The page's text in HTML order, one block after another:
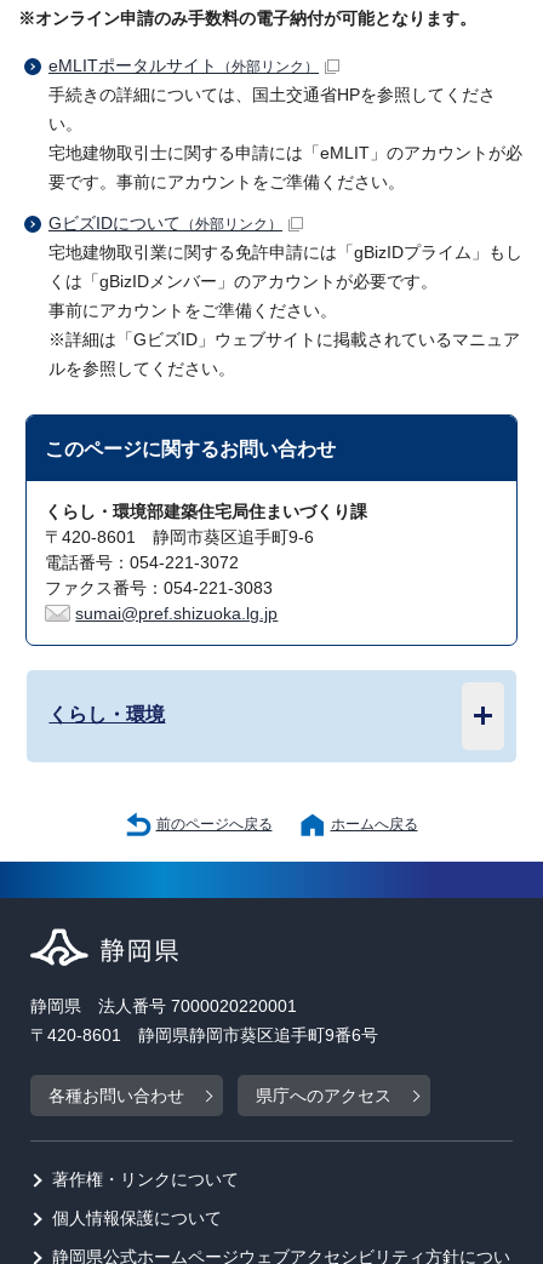
※オンライン申請のみ手数料の電子納付が可能となります。
eMLITポータルサイト （外部リンク）
手続きの詳細については、国土交通省HPを参照してくださ
い。
宅地建物取引士に関する申請には「eMLIT」のアカウントが必
要です。事前にアカウントをご準備ください。
GビズIDについて （外部リンク）
宅地建物取引業に関する免許申請には「gBizIDプライム」もし
くは「gBizIDメンバー」のアカウントが必要です。
事前にアカウントをご準備ください。
※詳細は「GビズID」ウェブサイトに掲載されているマニュア
ルを参照してください。
このページに関するお問い合わせ
くらし・環境部建築住宅局住まいづくり課
〒420-8601 静岡市葵区追手町9-6
電話番号：054-221-3072
ファクス番号：054-221-3083
sumai@pref.shizuoka.lg.jp
くらし・環境
前のページへ戻る ホームへ戻る
静岡県 法人番号 7000020220001
〒420-8601 静岡県静岡市葵区追手町9番6号
各種お問い合わせ 県庁へのアクセス
著作権・リンクについて
個人情報保護について
静岡県公式ホームページウェブアクセシビリティ方針につい